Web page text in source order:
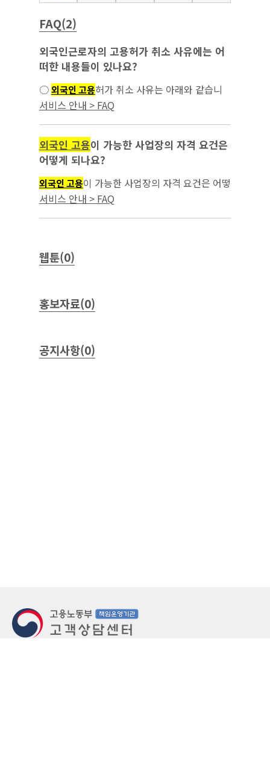
FAQ(2)
외국인근로자의 고용허가 취소 사유에는 어
떠한 내용들이 있나요?
○외국인 고용허가 취소 사유는 아래와 같습니
다. - 거짓 그 밖의 부정한 방법으로 고용허가나
서비스 안내 > FAQ
외국인 고용이 가능한 사업장의 자격 요건은
어떻게 되나요?
외국인 고용이 가능한 사업장의 자격 요건은 어떻
게 되나요?...
서비스 안내 > FAQ
웹툰(0)
홍보자료(0)
공지사항(0)